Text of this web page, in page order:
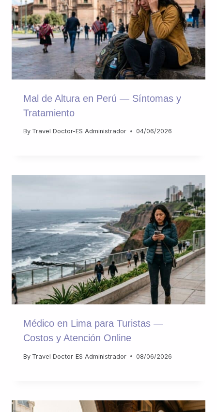
Mal de Altura en Perú — Síntomas y
Tratamiento
By Travel Doctor-ES Administrador 04/06/2026
Médico en Lima para Turistas —
Costos y Atención Online
By Travel Doctor-ES Administrador 08/06/2026